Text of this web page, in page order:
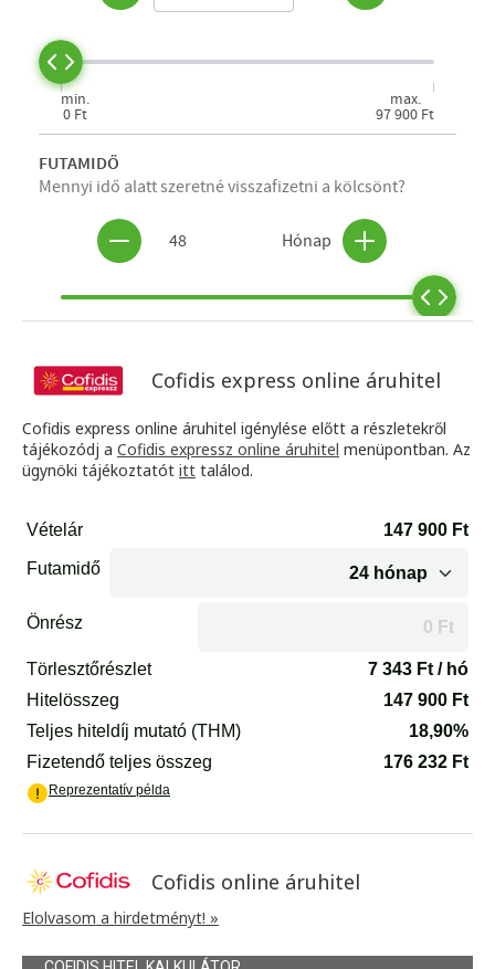
Cofidis express online áruhitel
Cofidis express online áruhitel igénylése előtt a részletekről
tájékozódj a Cofidis expressz online áruhitel menüpontban. Az
ügynöki tájékoztatót itt találod.
Cofidis online áruhitel
Elolvasom a hirdetményt! »